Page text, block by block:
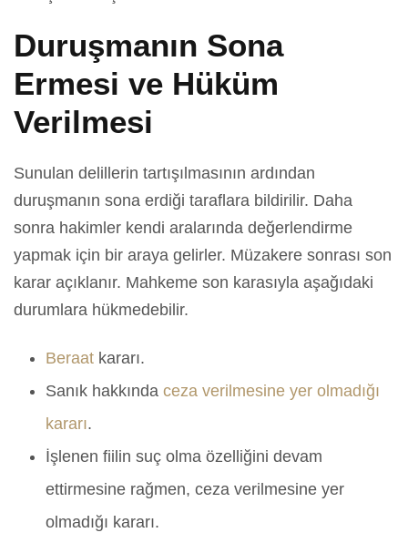
Duruşmanın Sona
Ermesi ve Hüküm
Verilmesi
Sunulan delillerin tartışılmasının ardından
duruşmanın sona erdiği taraflara bildirilir. Daha
sonra hakimler kendi aralarında değerlendirme
yapmak için bir araya gelirler. Müzakere sonrası son
karar açıklanır. Mahkeme son karasıyla aşağıdaki
durumlara hükmedebilir.
Beraat kararı.
Sanık hakkında ceza verilmesine yer olmadığı
kararı.
İşlenen fiilin suç olma özelliğini devam
ettirmesine rağmen, ceza verilmesine yer
olmadığı kararı.